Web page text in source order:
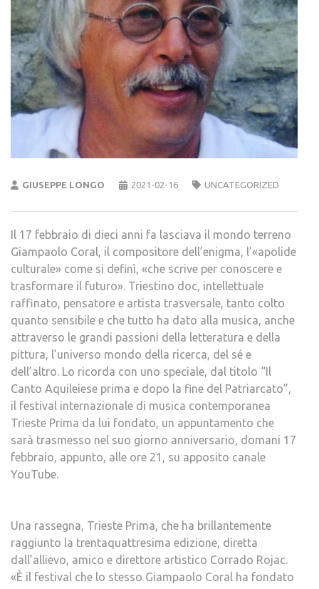
GIUSEPPE LONGO 2021-02-16 UNCATEGORIZED
Il 17 febbraio di dieci anni fa lasciava il mondo terreno
Giampaolo Coral, il compositore dell’enigma, l’«apolide
culturale» come si definì, «che scrive per conoscere e
trasformare il futuro». Triestino doc, intellettuale
raffinato, pensatore e artista trasversale, tanto colto
quanto sensibile e che tutto ha dato alla musica, anche
attraverso le grandi passioni della letteratura e della
pittura, l’universo mondo della ricerca, del sé e
dell’altro. Lo ricorda con uno speciale, dal titolo “Il
Canto Aquileiese prima e dopo la fine del Patriarcato”,
il festival internazionale di musica contemporanea
Trieste Prima da lui fondato, un appuntamento che
sarà trasmesso nel suo giorno anniversario, domani 17
febbraio, appunto, alle ore 21, su apposito canale
YouTube.
Una rassegna, Trieste Prima, che ha brillantemente
raggiunto la trentaquattresima edizione, diretta
dall’allievo, amico e direttore artistico Corrado Rojac.
«È il festival che lo stesso Giampaolo Coral ha fondato